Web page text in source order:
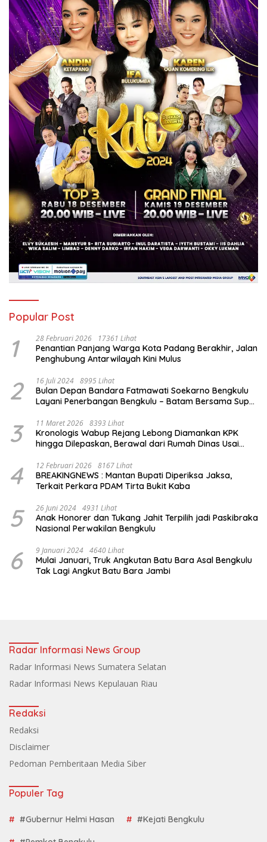
Popular Post
1 28 Februari 2026 17361 Lihat
Penantian Panjang Warga Kota Padang Berakhir, Jalan
Penghubung Antarwilayah Kini Mulus
2 16 Juli 2024 8995 Lihat
Bulan Depan Bandara Fatmawati Soekarno Bengkulu
Layani Penerbangan Bengkulu – Batam Bersama Super
3 11 Maret 2026 8393 Lihat
Kronologis Wabup Rejang Lebong Diamankan KPK
hingga Dilepaskan, Berawal dari Rumah Dinas Usai
4 12 Februari 2026 8167 Lihat
BREAKINGNEWS : Mantan Bupati Diperiksa Jaksa,
Terkait Perkara PDAM Tirta Bukit Kaba
5 26 Juni 2024 4931 Lihat
Anak Honorer dan Tukang Jahit Terpilih jadi Paskibraka
Nasional Perwakilan Bengkulu
6 9 Januari 2024 4640 Lihat
Mulai Januari, Truk Angkutan Batu Bara Asal Bengkulu
Tak Lagi Angkut Batu Bara Jambi
Radar Informasi News Group
Radar Informasi News Sumatera Selatan
Radar Informasi News Kepulauan Riau
Redaksi
Redaksi
Disclaimer
Pedoman Pemberitaan Media Siber
Populer Tag
#Gubernur Helmi Hasan #Kejati Bengkulu